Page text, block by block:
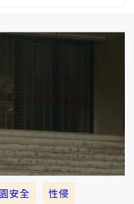
安全 性侵